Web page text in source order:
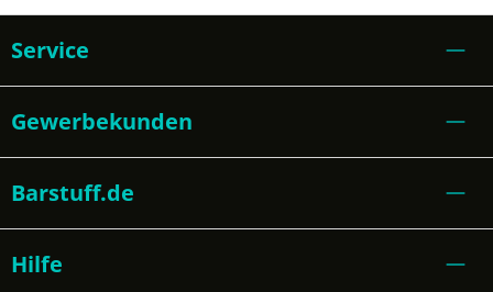
Service
Gewerbekunden
Barstuff.de
Hilfe